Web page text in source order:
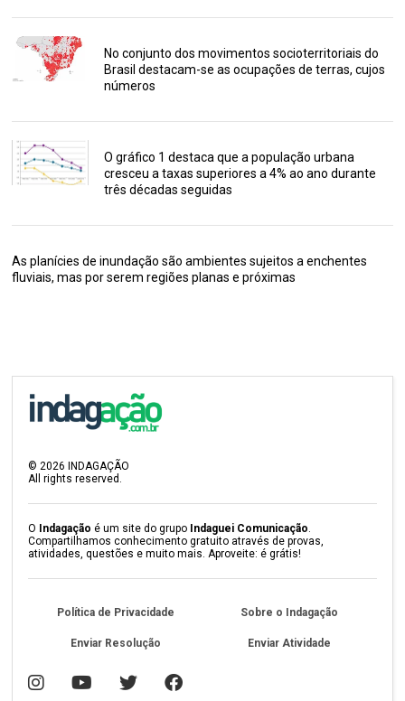
No conjunto dos movimentos socioterritoriais do
Brasil destacam-se as ocupações de terras, cujos
números
O gráfico 1 destaca que a população urbana
cresceu a taxas superiores a 4% ao ano durante
três décadas seguidas
As planícies de inundação são ambientes sujeitos a enchentes
fluviais, mas por serem regiões planas e próximas
©2026 INDAGAÇÃO
All rights reserved.
O Indagação é um site do grupo Indaguei Comunicação.
Compartilhamos conhecimento gratuito através de provas,
atividades, questões e muito mais. Aproveite: é grátis!
Política de Privacidade Sobre o Indagação
Enviar Resolução Enviar Atividade